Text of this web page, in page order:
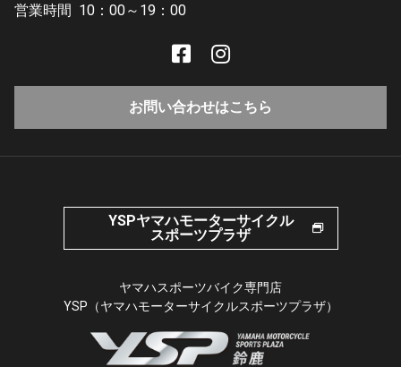
営業時間 10：00～19：00
お問い合わせはこちら
YSPヤマハモーターサイクル
スポーツプラザ
ヤマハスポーツバイク専門店
YSP（ヤマハモーターサイクルスポーツプラザ）